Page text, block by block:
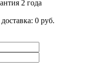
2 года
0 руб.